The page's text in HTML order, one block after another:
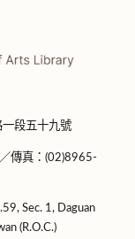
段五十九號
傳真：(02)8965-
Sec. 1, Daguan
(R.O.C.)